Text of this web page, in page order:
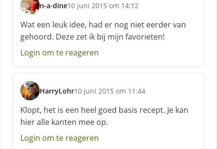
n-a-dine
s
c
h
r
e
f
10 juni 2015 om 14:12
Wat een leuk idee, had er nog niet eerder van
gehoord. Deze zet ik bij mijn favorieten!
Login om te reageren
HarryLohr
s
c
h
r
e
10 juni 2015 om 11:44
Klopt, het is een heel goed basis recept. Je kan
hier alle kanten mee op.
Login om te reageren